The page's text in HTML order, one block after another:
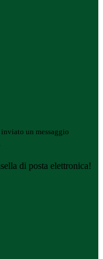
inviato un messaggio
di posta elettronica!